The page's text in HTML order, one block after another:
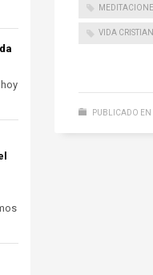
VIDA
PUBLICADO EN